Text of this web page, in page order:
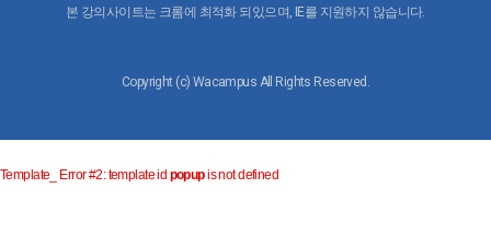
본 강의사이트는 크롬에 최적화 되있으며, IE를 지원하지 않습니다.
Copyright (c) Wacampus All Rights Reserved.
Template_ Error #2: template id popupis not defined